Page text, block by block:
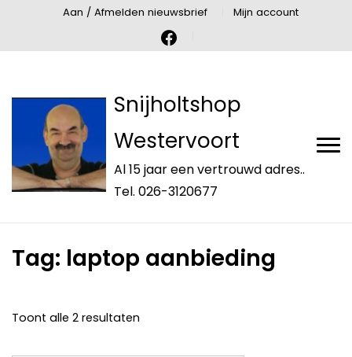
Aan / Afmelden nieuwsbrief Mijn account
Snijholtshop
Westervoort
Al 15 jaar een vertrouwd adres..
Tel. 026-3120677
Tag: laptop aanbieding
Toont alle 2 resultaten